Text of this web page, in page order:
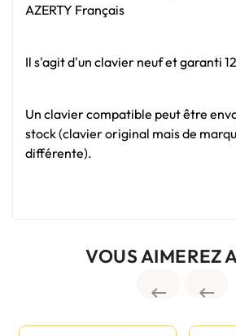
AZERTY Français
Il s'agit d'un clavier neuf et garanti
Un clavier compatible peut être
stock (clavier original mais de
différente).
VOUS AIMEREZ
 